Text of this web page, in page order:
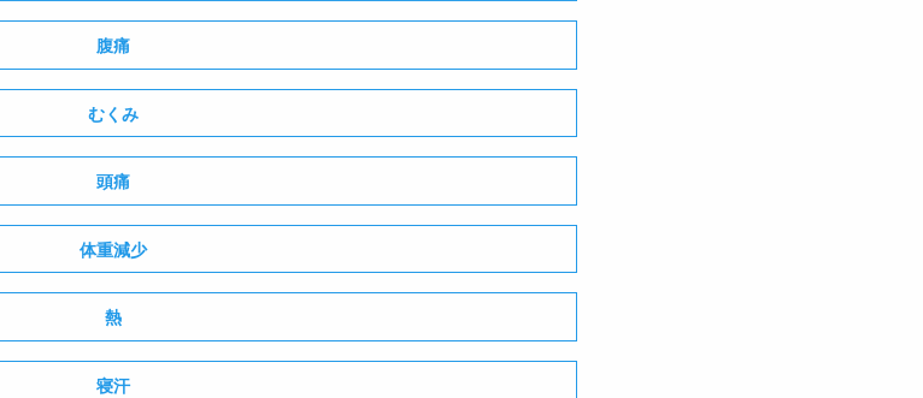
腹痛
むくみ
頭痛
体重減少
熱
寝汗